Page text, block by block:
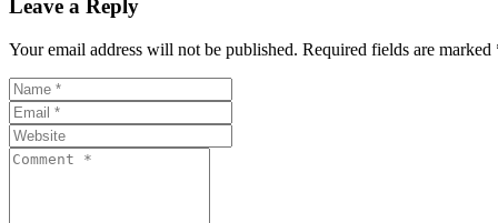
Leave a Reply
Your email address will not be published. Required fields are marked